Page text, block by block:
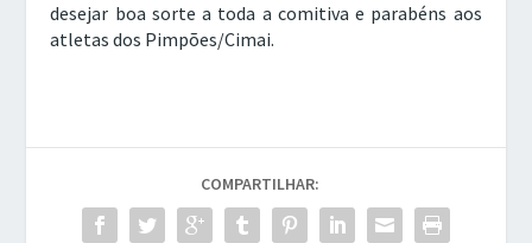
desejar boa sorte a toda a comitiva e parabéns aos
atletas dos Pimpões/Cimai.
COMPARTILHAR: